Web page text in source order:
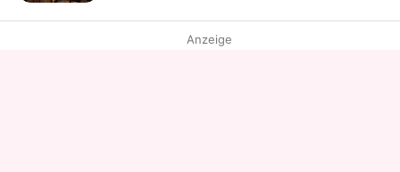
Anzeige